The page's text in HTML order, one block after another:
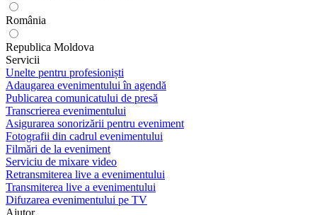
România
Republica Moldova
Servicii
Unelte pentru profesioniști
Adaugarea evenimentului în agendă
Publicarea comunicatului de presă
Transcrierea evenimentului
Asigurarea sonorizării pentru eveniment
Fotografii din cadrul evenimentului
Filmări de la eveniment
Serviciu de mixare video
Retransmiterea live a evenimentului
Transmiterea live a evenimentului
Difuzarea evenimentului pe TV
Ajutor